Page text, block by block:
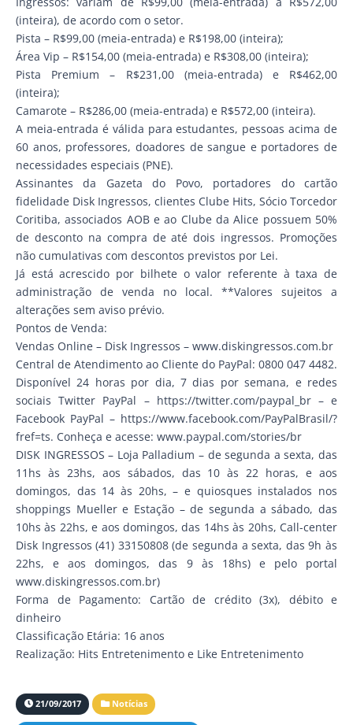
(inteira), de acordo com o setor.
Pista – R$99,00 (meia-entrada) e R$198,00 (inteira);
Área Vip – R$154,00 (meia-entrada) e R$308,00 (inteira);
Pista Premium – R$231,00 (meia-entrada) e R$462,00
(inteira);
Camarote – R$286,00 (meia-entrada) e R$572,00 (inteira).
A meia-entrada é válida para estudantes, pessoas acima de
60 anos, professores, doadores de sangue e portadores de
necessidades especiais (PNE).
Assinantes da Gazeta do Povo, portadores do cartão
fidelidade Disk Ingressos, clientes Clube Hits, Sócio Torcedor
Coritiba, associados AOB e ao Clube da Alice possuem 50%
de desconto na compra de até dois ingressos. Promoções
não cumulativas com descontos previstos por Lei.
Já está acrescido por bilhete o valor referente à taxa de
administração de venda no local. **Valores sujeitos a
alterações sem aviso prévio.
Pontos de Venda:
Vendas Online – Disk Ingressos – www.diskingressos.com.br
Central de Atendimento ao Cliente do PayPal: 0800 047 4482.
Disponível 24 horas por dia, 7 dias por semana, e redes
sociais Twitter PayPal – https://twitter.com/paypal_br – e
Facebook PayPal – https://www.facebook.com/PayPalBrasil/?
fref=ts. Conheça e acesse: www.paypal.com/stories/br
DISK INGRESSOS – Loja Palladium – de segunda a sexta, das
11hs às 23hs, aos sábados, das 10 às 22 horas, e aos
domingos, das 14 às 20hs, – e quiosques instalados nos
shoppings Mueller e Estação – de segunda a sábado, das
10hs às 22hs, e aos domingos, das 14hs às 20hs, Call-center
Disk Ingressos (41) 33150808 (de segunda a sexta, das 9h às
22hs, e aos domingos, das 9 às 18hs) e pelo portal
www.diskingressos.com.br)
Forma de Pagamento: Cartão de crédito (3x), débito e
dinheiro
Classificação Etária: 16 anos
Realização: Hits Entretenimento e Like Entretenimento
21/09/2017 Notícias